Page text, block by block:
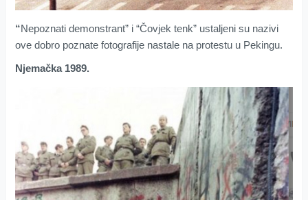
“Nepoznati demonstrant” i “Čovjek tenk” ustaljeni su nazivi
ove dobro poznate fotografije nastale na protestu u Pekingu.
Njemačka 1989.